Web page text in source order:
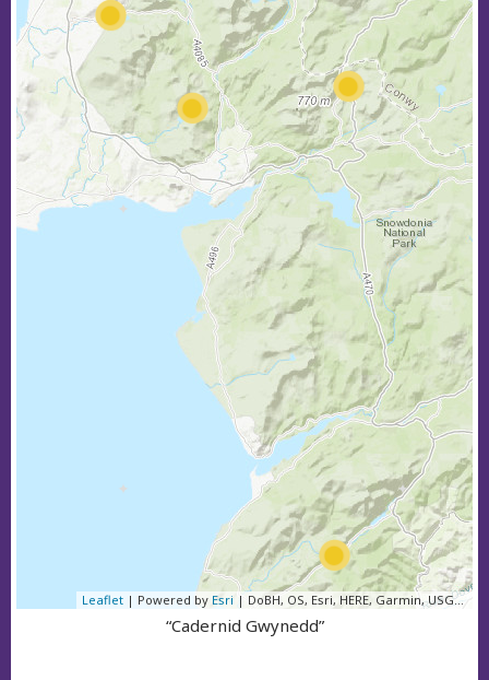
Leaflet | Powered by Esri | DoBH, OS, Esri, HERE, Garmin, USGS, NGA
“Cadernid Gwynedd”